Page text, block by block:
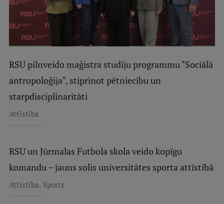
RSU pilnveido maģistra studiju programmu "Sociālā
antropoloģija", stiprinot pētniecību un
starpdisciplinaritāti
Attīstība
RSU un Jūrmalas Futbola skola veido kopīgu
komandu – jauns solis universitātes sporta attīstībā
Attīstība, Sports